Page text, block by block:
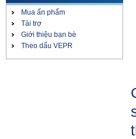
Mua ấn phẩm
Tài trợ
Giới thiệu bạn bè
Theo dấu VEPR